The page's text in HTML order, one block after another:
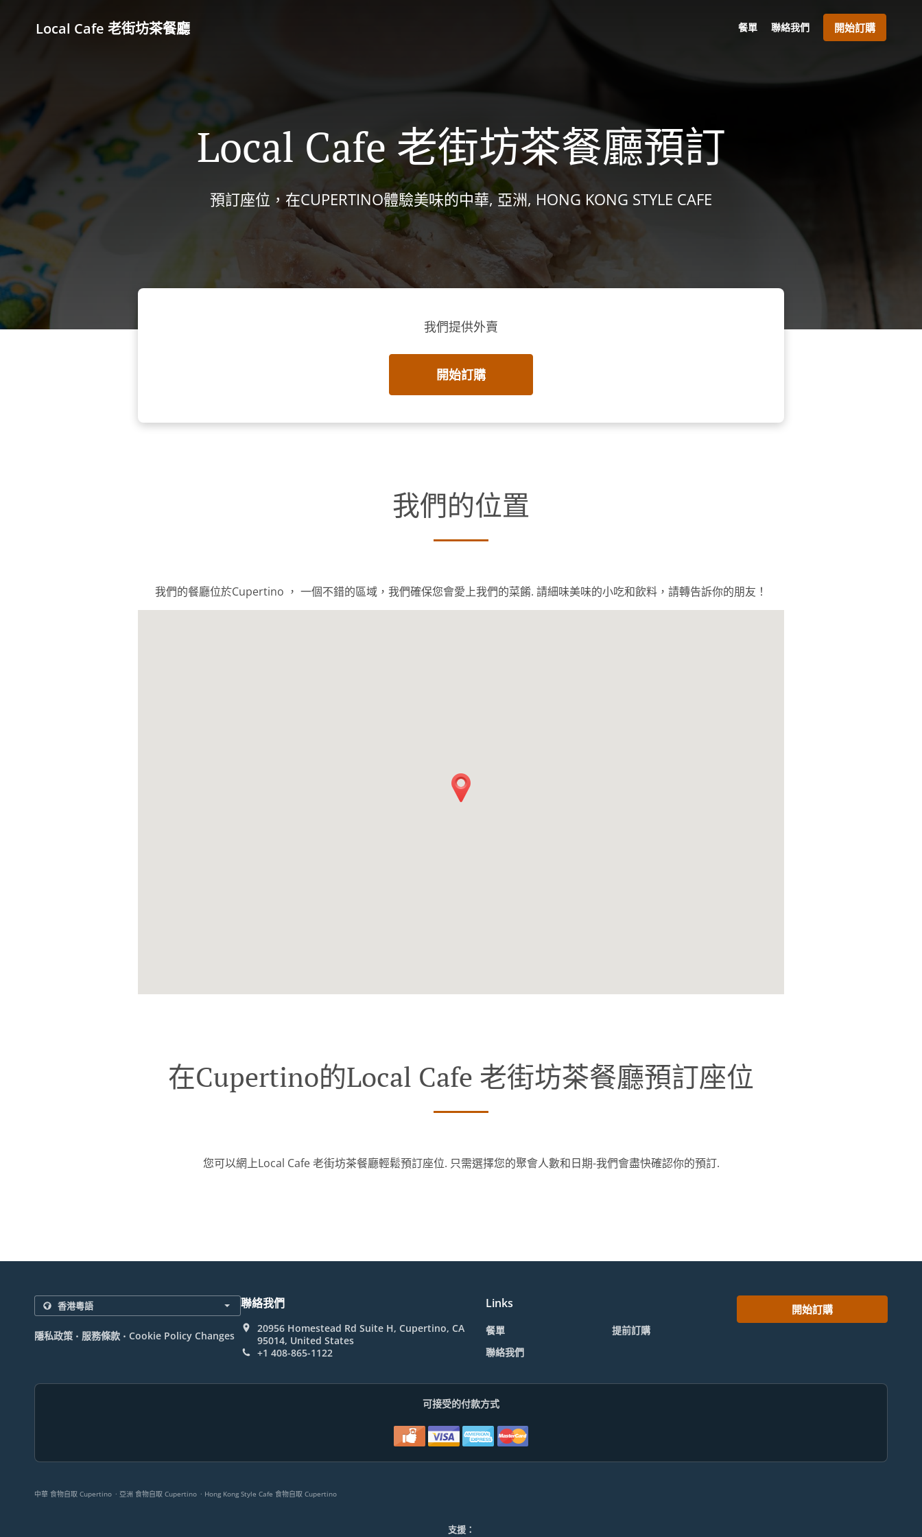
Local Cafe 老街坊茶餐廳 餐單 聯絡我們 開始訂購
Local Cafe 老街坊茶餐廳預訂
預訂座位，在CUPERTINO體驗美味的中華, 亞洲, HONG KONG STYLE CAFE
我們提供外賣
開始訂購
我們的位置
我們的餐廳位於Cupertino ， 一個不錯的區域，我們確保您會愛上我們的菜餚. 請細味美味的小吃和飲料，請轉告訴你的朋友！
在Cupertino的Local Cafe 老街坊茶餐廳預訂座位
您可以網上Local Cafe 老街坊茶餐廳輕鬆預訂座位. 只需選擇您的聚會人數和日期-我們會盡快確認你的預訂.
隱私政策 . 服務條款 . Cookie Policy Changes
聯絡我們
20956 Homestead Rd Suite H, Cupertino, CA
95014, United States
+1 408-865-1122
Links
餐單
提前訂購
聯絡我們
開始訂購
可接受的付款方式
中華 食物自取 Cupertino . 亞洲 食物自取 Cupertino . Hong Kong Style Cafe 食物自取 Cupertino
支援：